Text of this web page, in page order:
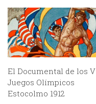
El Documental de los V
Juegos Olímpicos
Estocolmo 1912